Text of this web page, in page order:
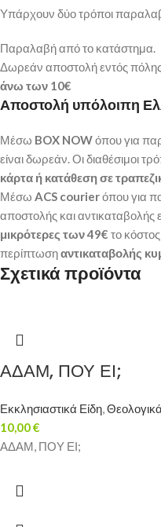
Υπάρχουν δύο τρόποι
Παραλαβή από το κατάστημα.
Δωρεάν αποστολή εντός
άνω των 10€
Αποστολή υπόλοιπη
Μέσω BOX NOWόπου για
είναι δωρεάν. Οι διαθέσιμοι
κάρτα ή κατάθεση σε
Μέσω ACS courierόπου για
αποστολής και αντικαταβολής
μικρότερες των 49€ το κόστος
περίπτωσηαντικαταβολής
Σχετικά προϊόντα
ΑΔΑΜ, ΠΟΥ ΕΙ;
Εκκλησιαστικά Είδη,
10,00€
ΑΔΑΜ, ΠΟΥ ΕΙ;